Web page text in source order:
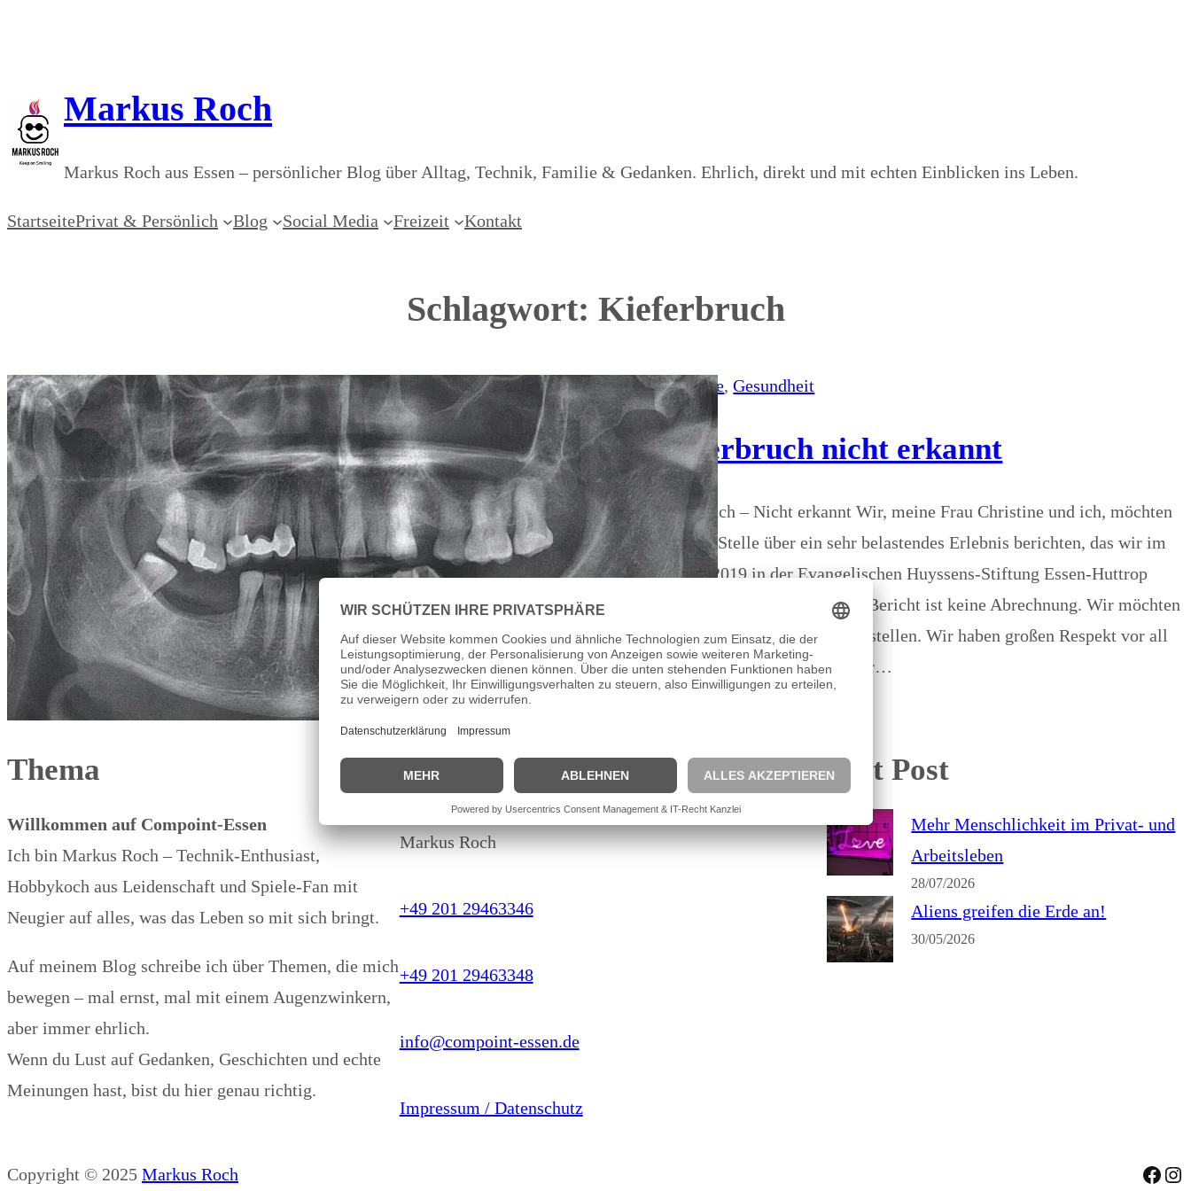
Markus Roch
Markus Roch aus Essen – persönlicher Blog über Alltag, Technik, Familie & Gedanken. Ehrlich, direkt und mit echten Einblicken ins Leben.
StartseitePrivat & Persönlich Blog Social Media Freizeit Kontakt
Schlagwort: Kieferbruch
Erlebnisse, Gesundheit
Kieferbruch nicht erkannt
Kieferbruch – Nicht erkannt Wir, meine Frau Christine und ich, möchten
an dieser Stelle über ein sehr belastendes Erlebnis berichten, das wir im
Oktober 2019 in der Evangelischen Huyssens-Stiftung Essen-Huttrop
erfahren haben. Vorab: Dieser Bericht ist keine Abrechnung. Wir möchten
niemanden anklagen oder bloßstellen. Wir haben großen Respekt vor all
jenen, die täglich ihr Bestes für…
Thema
Willkommen auf Compoint-Essen
Ich bin Markus Roch – Technik-Enthusiast,
Hobbykoch aus Leidenschaft und Spiele-Fan mit
Neugier auf alles, was das Leben so mit sich bringt.
Auf meinem Blog schreibe ich über Themen, die mich
bewegen – mal ernst, mal mit einem Augenzwinkern,
aber immer ehrlich.
Wenn du Lust auf Gedanken, Geschichten und echte
Meinungen hast, bist du hier genau richtig.
Kontakt
Markus Roch
+49 201 29463346
+49 201 29463348
info@compoint-essen.de
Impressum / Datenschutz
Recent Post
Mehr Menschlichkeit im Privat- und
Arbeitsleben
28/07/2026
Aliens greifen die Erde an!
30/05/2026
Copyright © 2025 Markus Roch